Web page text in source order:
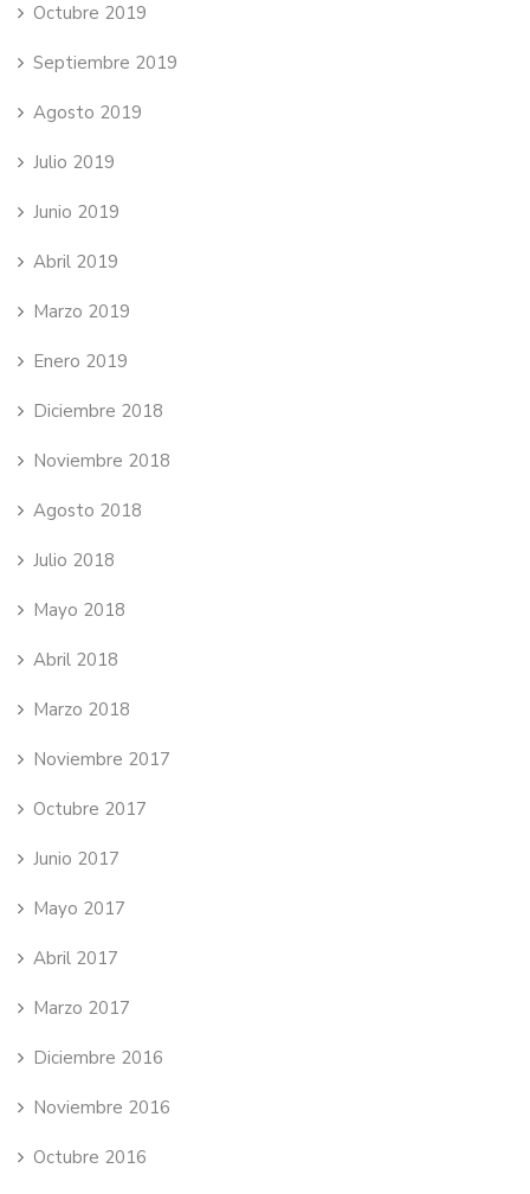
Octubre 2019
Septiembre 2019
Agosto 2019
Julio 2019
Junio 2019
Abril 2019
Marzo 2019
Enero 2019
Diciembre 2018
Noviembre 2018
Agosto 2018
Julio 2018
Mayo 2018
Abril 2018
Marzo 2018
Noviembre 2017
Octubre 2017
Junio 2017
Mayo 2017
Abril 2017
Marzo 2017
Diciembre 2016
Noviembre 2016
Octubre 2016